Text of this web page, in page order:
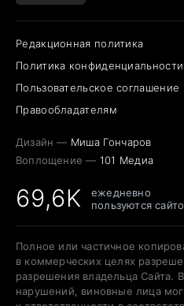
Редакционная политика
Политика конфиденциальности
Пользовательское соглашение
Правообладателям
Дизайн — Миша Гончаров
Воплощение — 101 Медиа
69,6K
ежедневно
пользуются
Полное или частичное
в коммерческих целях
разрешения владельца Сайта.
нарушений, виновные лица